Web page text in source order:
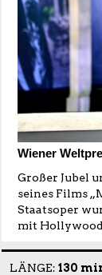
Wiener
Großer Jubel
seines Films
Staatsoper
mit
LÄNGE: 130